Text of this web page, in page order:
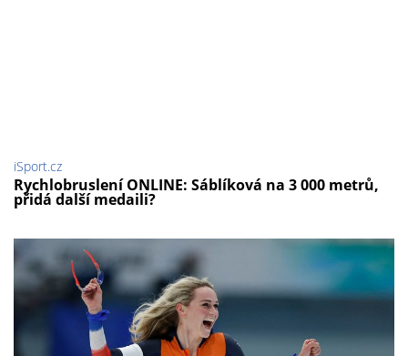
iSport.cz
Rychlobruslení ONLINE: Sáblíková na 3 000 metrů,
přidá další medaili?